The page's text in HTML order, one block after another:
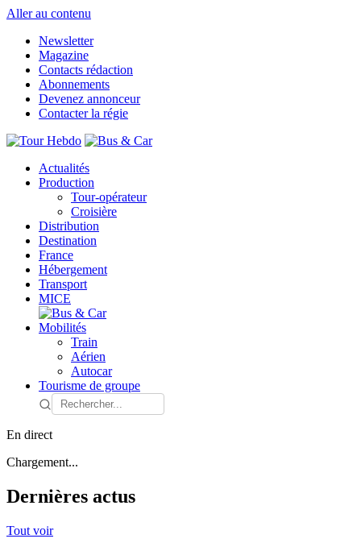
Aller au contenu
Newsletter
Magazine
Contacts rédaction
Abonnements
Devenez annonceur
Contacter la régie
Actualités
Production
Tour-opérateur
Croisière
Distribution
Destination
France
Hébergement
Transport
MICE
Mobilités
Train
Aérien
Autocar
Tourisme de groupe
En direct
Chargement...
Dernières actus
Tout voir